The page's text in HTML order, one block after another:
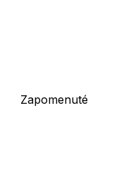
Zapomenuté